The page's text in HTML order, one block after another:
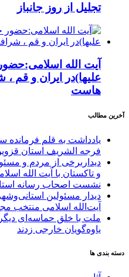
تجلیل از روز جانباز
آیت الله
علیها)در ایران و قم
هاست
آخرین مطالب
یادداشت به قلم فرمانده
فرجه الشریف استان
دیداربرخی از مردم و
و تاکستان با آیت الله
نشست اصحاب رسانه
دیدار مسئولین
آیت‌الله‌ اسلامی منتخب
ملت با خلق حماسه‌ای
یاوه‌گویان خارجی زدند
دسته بندی ها